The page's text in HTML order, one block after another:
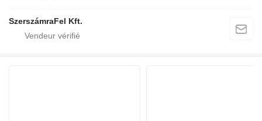
SzerszámraFel Kft.